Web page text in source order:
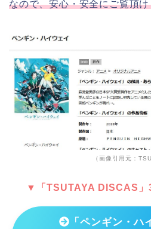
なので、安心・安全にご覧頂
（画像引用元：
▼「TSUTAYA DISCAS」
「ペンギン・ハ